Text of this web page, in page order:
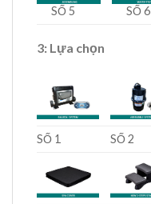
SỐ 5 SỐ 6
3: Lựa chọn
SỐ 1 SỐ 2